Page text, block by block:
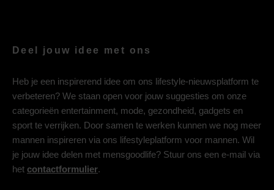
Deel jouw idee met ons
Heb je een inspirerend idee om ons lifestyle-nieuwsplatform te
verbeteren? We staan open voor jouw suggesties om onze
categorieën entertainment, mode, gezondheid, gadgets en
sport te verrijken. Door samen te werken kunnen we nog meer
mannen inspireren via ons lifestyleplatform voor mannen. Wil
je jouw idee delen met mensgoodlife? Stuur ons een e-mail via
het contactformulier.